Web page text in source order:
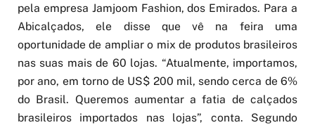
pela empresa Jamjoom Fashion, dos Emirados. Para a
Abicalçados, ele disse que vê na feira uma
oportunidade de ampliar o mix de produtos brasileiros
nas suas mais de 60 lojas. “Atualmente, importamos,
por ano, em torno de US$ 200 mil, sendo cerca de 6%
do Brasil. Queremos aumentar a fatia de calçados
brasileiros importados nas lojas”, conta. Segundo